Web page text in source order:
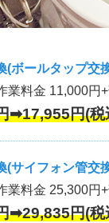
ボールタップ交換
業料金 11,000円
➡17,955円(税
(サイフォン管交
業料金 25,300円
➡29,835円(税